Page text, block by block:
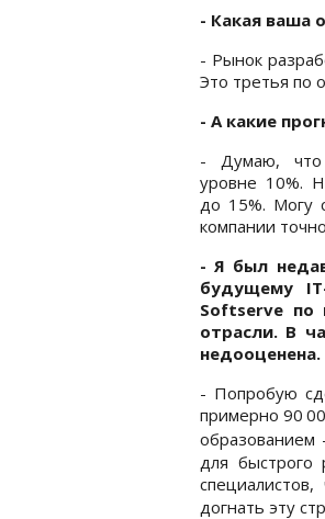
- Какая ваша
- Рынок
Это третья по
- А какие
- Думаю,
уровне 10%.
до 15%. Могу
компании
- Я был
будущему
Softserve по
отрасли. В
недооценена.
- Попробую
примерно 90
образованием
для
догнать эту